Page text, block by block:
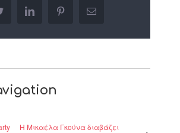
twitter linkedin pinterestEmail
Η Μικαέλα Γκούνα διαβάζει